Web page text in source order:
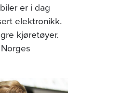
er i dag
elektronikk.
kjøretøyer.